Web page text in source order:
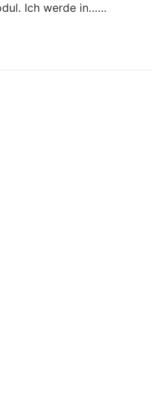
Ich werde in……